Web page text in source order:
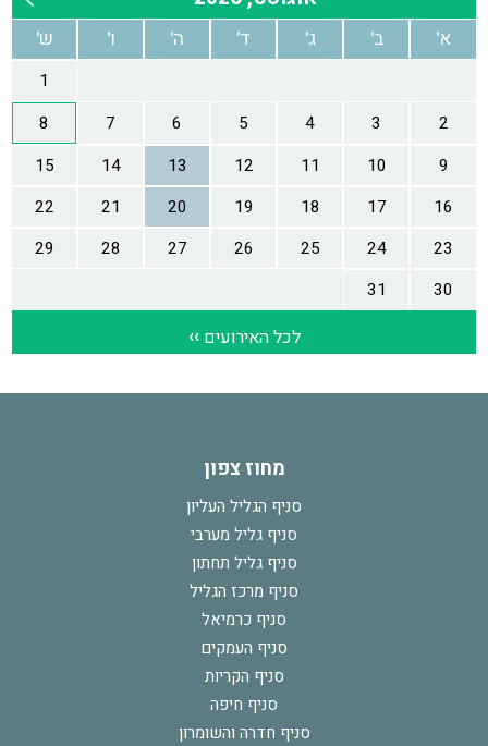
מחוז צפון
סניף הגליל העליון
סניף גליל מערבי
סניף גליל תחתון
סניף מרכז הגליל
סניף כרמיאל
סניף העמקים
סניף הקריות
סניף חיפה
סניף חדרה והשומרון